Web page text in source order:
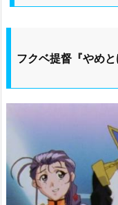
フクベ提督『やめ